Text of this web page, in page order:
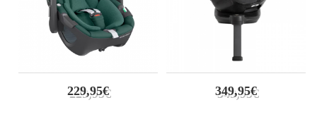
229,95€ 349,95€